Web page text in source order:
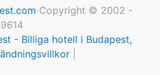
Copyright © 2002 -
- Billiga hotell i Budapest,